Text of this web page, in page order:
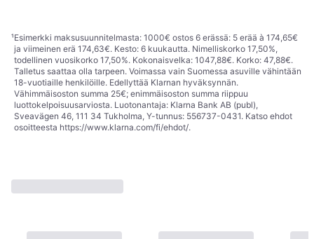
¹Esimerkki maksusuunnitelmasta: 1000€ ostos 6 erässä: 5 erää à 174,65€
ja viimeinen erä 174,63€. Kesto: 6 kuukautta. Nimelliskorko 17,50%,
todellinen vuosikorko 17,50%. Kokonaisvelka: 1047,88€. Korko: 47,88€.
Talletus saattaa olla tarpeen. Voimassa vain Suomessa asuville vähintään
18-vuotiaille henkilöille. Edellyttää Klarnan hyväksynnän.
Vähimmäisoston summa 25€; enimmäisoston summa riippuu
luottokelpoisuusarviosta. Luotonantaja: Klarna Bank AB (publ),
Sveavägen 46, 111 34 Tukholma, Y-tunnus: 556737-0431. Katso ehdot
osoitteesta https://www.klarna.com/fi/ehdot/.